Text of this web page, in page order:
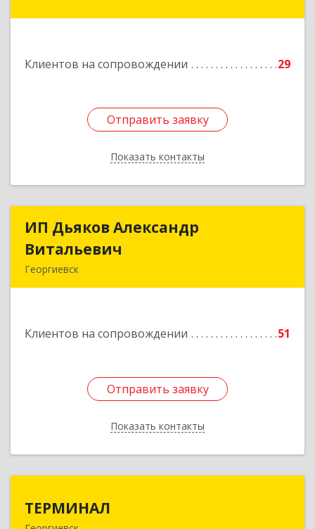
Клиентов на сопровождении 29
Отправить заявку
Показать контакты
Отправить заявку
Назад
ИП Дьяков Александр
Витальевич
Георгиевск
Клиентов на сопровождении 51
Отправить заявку
Показать контакты
ИП Дьяков Александр
Отправить заявку
Назад
ТЕРМИНАЛ